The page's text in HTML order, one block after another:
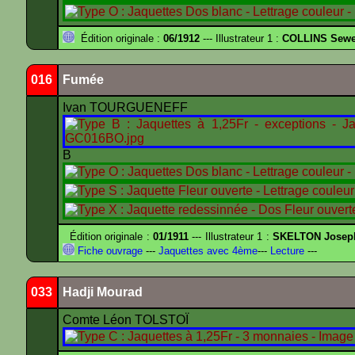
Édition originale : 06/1912 --- Illustrateur 1 : COLLINS
016 Fumée
Ivan TOURGUENEFF
B
Édition originale : 01/1911 --- Illustrateur 1 : SKELTON
Fiche ouvrage --- Jaquettes avec 4ème--- Lecture ---
033 Hadji Mourad
Comte Léon TOLSTOÏ